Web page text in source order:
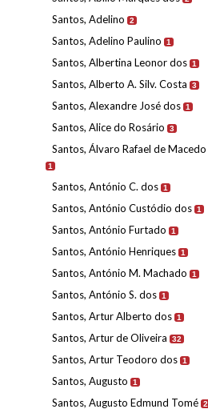
Santos, Adelino 2
Santos, Adelino Paulino 1
Santos, Albertina Leonor dos 1
Santos, Alberto A. Silv. Costa 3
Santos, Alexandre José dos 1
Santos, Alice do Rosário 3
Santos, Álvaro Rafael de Macedo
1
Santos, António C. dos 1
Santos, António Custódio dos 1
Santos, António Furtado 1
Santos, António Henriques 1
Santos, António M. Machado 1
Santos, António S. dos 1
Santos, Artur Alberto dos 1
Santos, Artur de Oliveira 32
Santos, Artur Teodoro dos 1
Santos, Augusto 1
Santos, Augusto Edmund Tomé 2